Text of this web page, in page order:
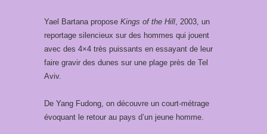
Yael Bartana propose Kings of the Hill, 2003, un
reportage silencieux sur des hommes qui jouent
avec des 4×4 très puissants en essayant de leur
faire gravir des dunes sur une plage près de Tel
Aviv.
De Yang Fudong, on découvre un court-métrage
évoquant le retour au pays d’un jeune homme.